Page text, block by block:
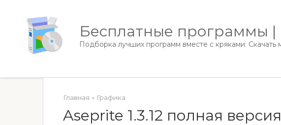
контенту
Бесплатные программы |
Подборка лучших программ вместе с кряками.
Главная » Графика
Aseprite 1.3.12 полная версия